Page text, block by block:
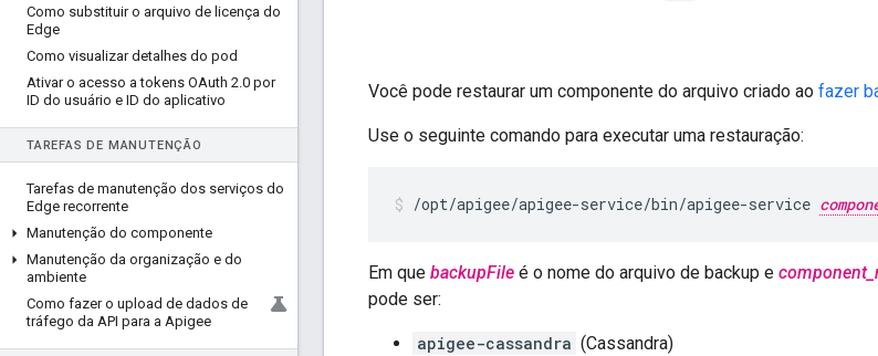
Como substituir o arquivo de licença do
Edge
Como visualizar detalhes do pod
Ativar o acesso a tokens OAuth 2.0 por
ID do usuário e ID do aplicativo
TAREFAS DE MANUTENÇÃO
Tarefas de manutenção dos serviços do
Edge recorrente
Manutenção do componente
Manutenção da organização e do
ambiente
Como fazer o upload de dados de
tráfego da API para a Apigee
Você pode restaurar um componente do arquivo criado ao fazer
Use o seguinte comando para executar uma restauração:
/opt/apigee/apigee-service/bin/apigee-service
Em que backupFile é o nome do arquivo de backup e
pode ser:
apigee-cassandra (Cassandra)